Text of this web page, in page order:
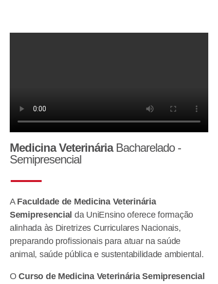
Medicina Veterinária Bacharelado -
Semipresencial
A Faculdade de Medicina Veterinária
Semipresencial da UniEnsino oferece formação
alinhada às Diretrizes Curriculares Nacionais,
preparando profissionais para atuar na saúde
animal, saúde pública e sustentabilidade ambiental.
OCurso de Medicina Veterinária Semipresencial